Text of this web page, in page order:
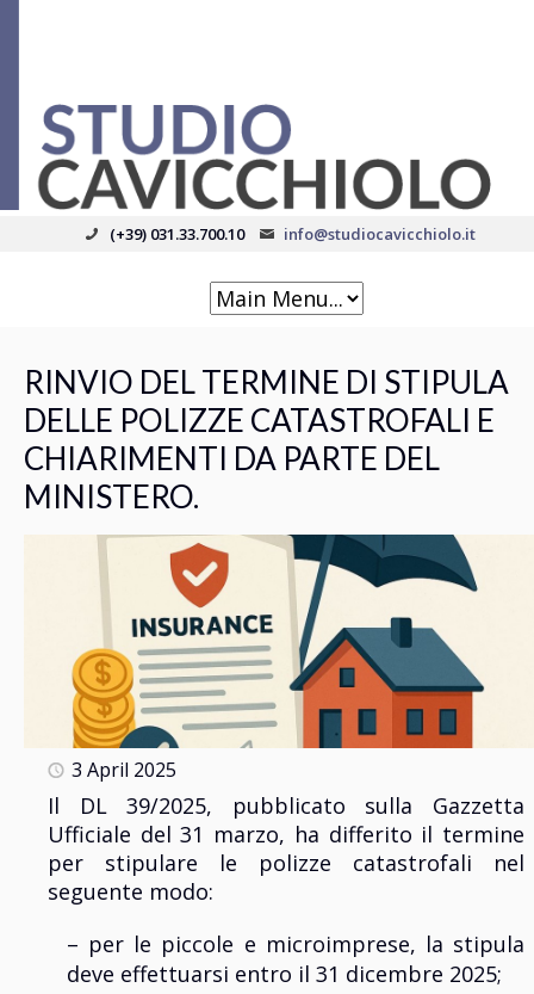
(+39) 031.33.700.10 info@studiocavicchiolo.it
RINVIO DEL TERMINE DI STIPULA
DELLE POLIZZE CATASTROFALI E
CHIARIMENTI DA PARTE DEL
MINISTERO.
3 April 2025
Il DL 39/2025, pubblicato sulla Gazzetta
Ufficiale del 31 marzo, ha differito il termine
per stipulare le polizze catastrofali nel
seguente modo:
– per le piccole e microimprese, la stipula
deve effettuarsi entro il 31 dicembre 2025;